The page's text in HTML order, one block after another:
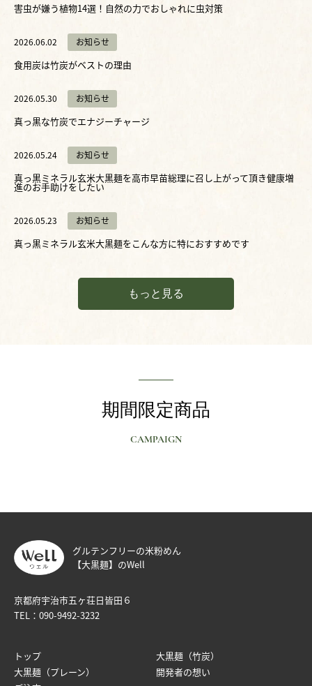
害虫が嫌う植物14選！自然の力でおしゃれに虫対策
2026.06.02 お知らせ
食用炭は竹炭がベストの理由
2026.05.30 お知らせ
真っ黒な竹炭でエナジーチャージ
2026.05.24 お知らせ
真っ黒ミネラル玄米大黒麺を高市早苗総理に召し上がって頂き健康増
進のお手助けをしたい
2026.05.23 お知らせ
真っ黒ミネラル玄米大黒麺をこんな方に特におすすめです
もっと見る
期間限定商品
CAMPAIGN
グルテンフリーの米粉めん
【大黒麺】のWell
京都府宇治市五ヶ荘日皆田６
TEL： 090-9492-3232
トップ
大黒麺（竹炭）
大黒麺（プレーン）
開発者の想い